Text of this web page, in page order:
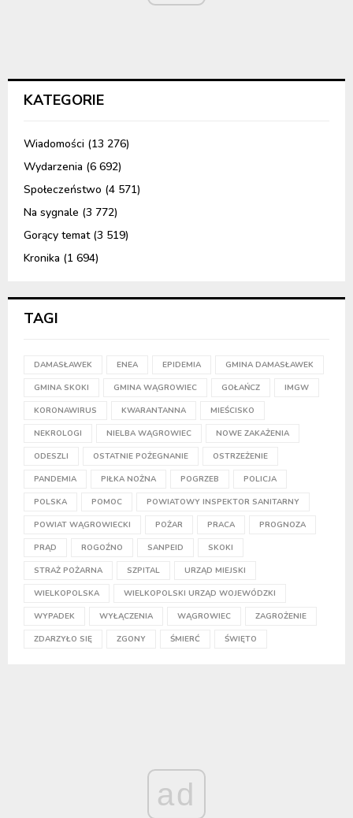
KATEGORIE
Wiadomości (13 276)
Wydarzenia (6 692)
Społeczeństwo (4 571)
Na sygnale (3 772)
Gorący temat(3 519)
Kronika (1 694)
TAGI
DAMASŁAWEK ENEA EPIDEMIA GMINA DAMASŁAWEK
GMINA SKOKI GMINA WĄGROWIEC GOŁAŃCZ IMGW
KORONAWIRUS KWARANTANNA MIEŚCISKO
NEKROLOGI NIELBA WĄGROWIEC NOWE ZAKAŻENIA
ODESZLI OSTATNIE POŻEGNANIE OSTRZEŻENIE
PANDEMIA PIŁKA NOŻNA POGRZEB POLICJA
POLSKA POMOC POWIATOWY INSPEKTOR SANITARNY
POWIAT WĄGROWIECKI POŻAR PRACA PROGNOZA
PRĄD ROGOŹNO SANPEID SKOKI
STRAŻ POŻARNA SZPITAL URZĄD MIEJSKI
WIELKOPOLSKA WIELKOPOLSKI URZĄD WOJEWÓDZKI
WYPADEK WYŁĄCZENIA WĄGROWIEC ZAGROŻENIE
ZDARZYŁO SIĘ ZGONY ŚMIERĆ ŚWIĘTO
ad